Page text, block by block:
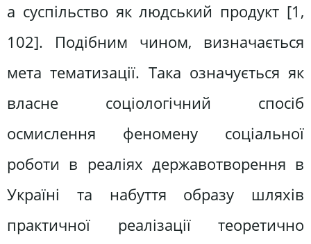
а суспільство як людський продукт [1,
102]. Подібним чином, визначається
мета тематизації. Така означується як
власне соціологічний спосіб
осмислення феномену соціальної
роботи в реаліях державотворення в
Україні та набуття образу шляхів
практичної реалізації теоретично